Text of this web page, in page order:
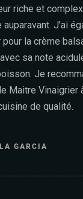
riche et
J'ai
la crème
sa note
Je
Maitre Vinaigrier
de qualité.
GARCIA